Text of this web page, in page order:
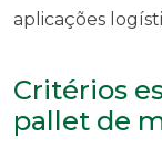
aplicações
Critérios
pallet de